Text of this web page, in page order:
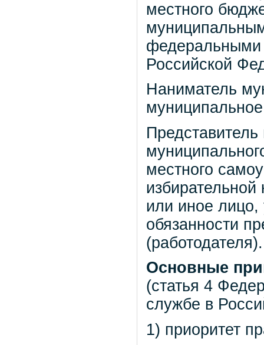
местного
федеральными
Российской
Наниматель
местного
или иное лицо,
обязанности
(работодателя).
Основные
(статья 4
службе в
1) приоритет